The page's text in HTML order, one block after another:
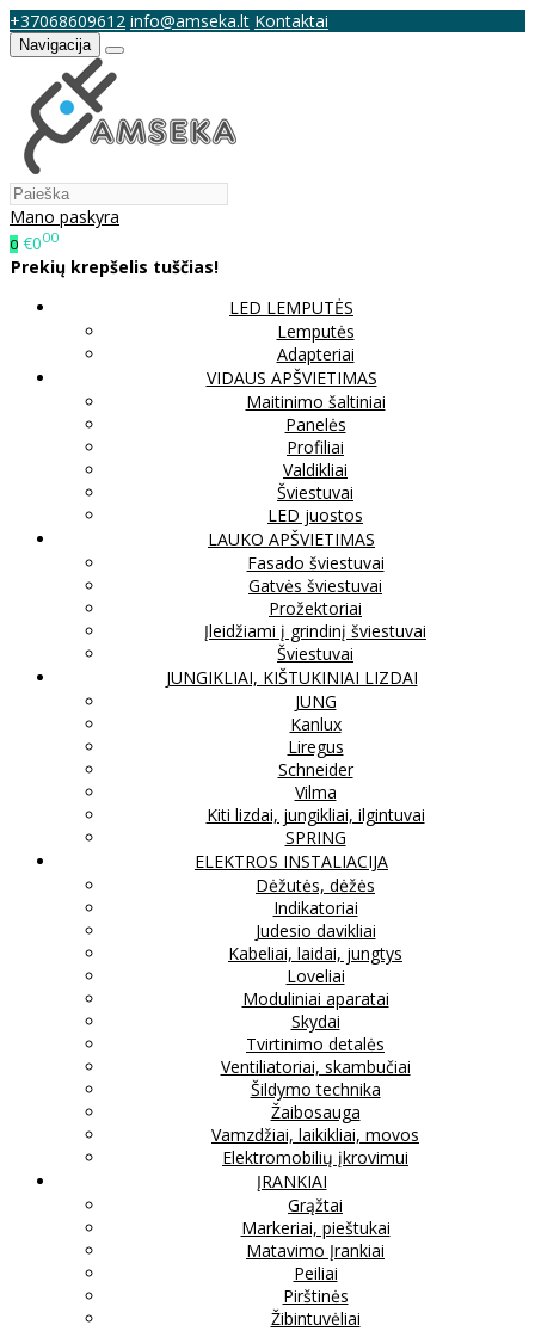
+37068609612 info@amseka.lt Kontaktai
Navigacija
Mano paskyra
0 €000
Prekių krepšelis tuščias!
LED LEMPUTĖS
Lemputės
Adapteriai
VIDAUS APŠVIETIMAS
Maitinimo šaltiniai
Panelės
Profiliai
Valdikliai
Šviestuvai
LED juostos
LAUKO APŠVIETIMAS
Fasado šviestuvai
Gatvės šviestuvai
Prožektoriai
Įleidžiami į grindinį šviestuvai
Šviestuvai
JUNGIKLIAI, KIŠTUKINIAI LIZDAI
JUNG
Kanlux
Liregus
Schneider
Vilma
Kiti lizdai, jungikliai, ilgintuvai
SPRING
ELEKTROS INSTALIACIJA
Dėžutės, dėžės
Indikatoriai
Judesio davikliai
Kabeliai, laidai, jungtys
Loveliai
Moduliniai aparatai
Skydai
Tvirtinimo detalės
Ventiliatoriai, skambučiai
Šildymo technika
Žaibosauga
Vamzdžiai, laikikliai, movos
Elektromobilių įkrovimui
ĮRANKIAI
Grąžtai
Markeriai, pieštukai
Matavimo Įrankiai
Peiliai
Pirštinės
Žibintuvėliai